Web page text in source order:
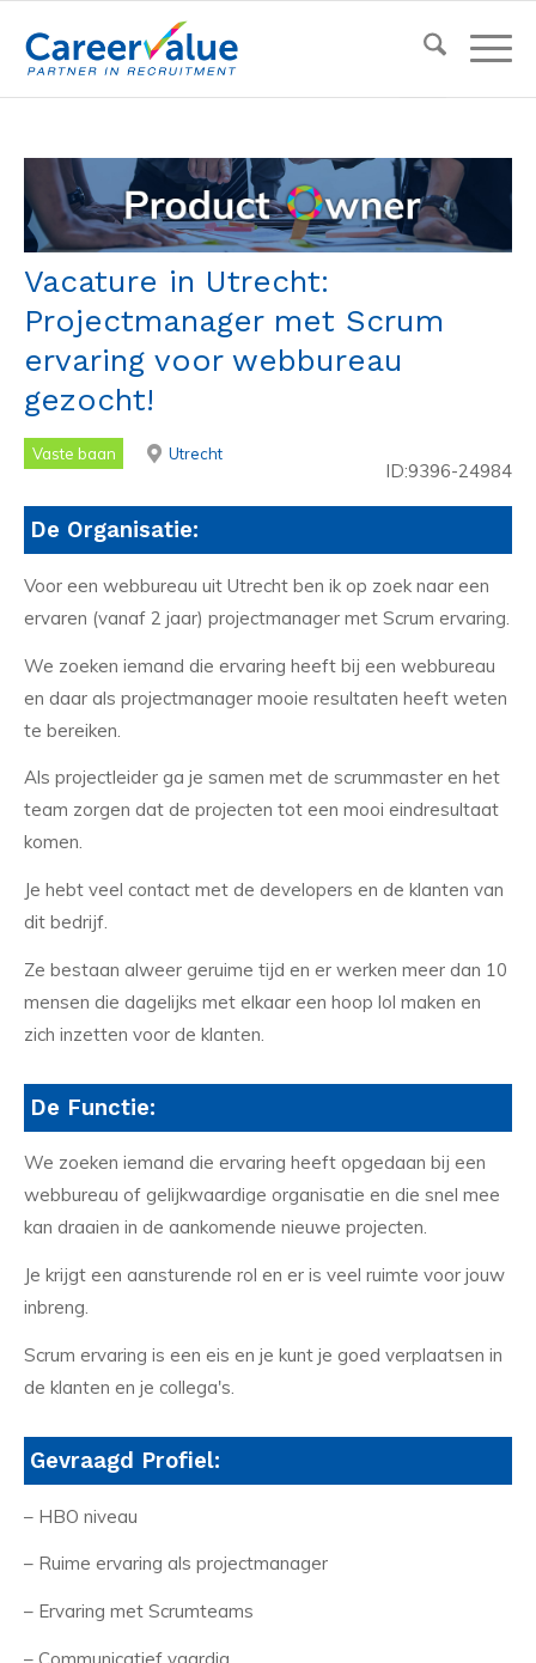
Vacature in Utrecht:
Projectmanager met Scrum
ervaring voor webbureau
gezocht!
Vaste baan Utrecht
ID:9396-24984
De Organisatie:
Voor een webbureau uit Utrecht ben ik op zoek naar een
ervaren (vanaf 2 jaar) projectmanager met Scrum ervaring.
We zoeken iemand die ervaring heeft bij een webbureau
en daar als projectmanager mooie resultaten heeft weten
te bereiken.
Als projectleider ga je samen met de scrummaster en het
team zorgen dat de projecten tot een mooi eindresultaat
komen.
Je hebt veel contact met de developers en de klanten van
dit bedrijf.
Ze bestaan alweer geruime tijd en er werken meer dan 10
mensen die dagelijks met elkaar een hoop lol maken en
zich inzetten voor de klanten.
De Functie:
We zoeken iemand die ervaring heeft opgedaan bij een
webbureau of gelijkwaardige organisatie en die snel mee
kan draaien in de aankomende nieuwe projecten.
Je krijgt een aansturende rol en er is veel ruimte voor jouw
inbreng.
Scrum ervaring is een eis en je kunt je goed verplaatsen in
de klanten en je collega's.
Gevraagd Profiel:
– HBO niveau
– Ruime ervaring als projectmanager
– Ervaring met Scrumteams